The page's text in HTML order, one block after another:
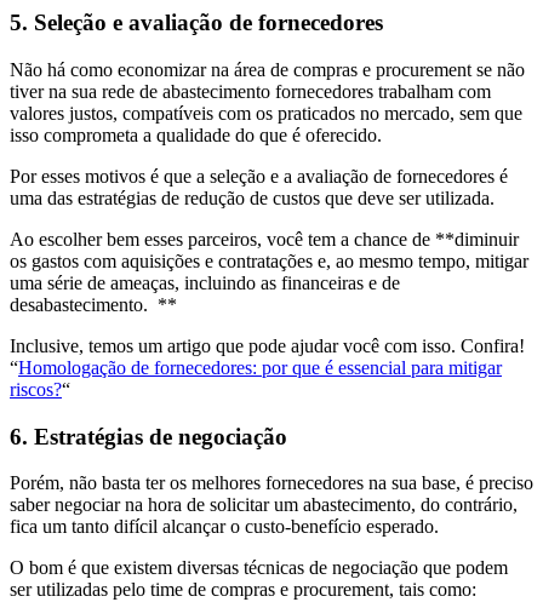
5. Seleção e avaliação de fornecedores
Não há como economizar na área de compras e procurement se não
tiver na sua rede de abastecimento fornecedores trabalham com
valores justos, compatíveis com os praticados no mercado, sem que
isso comprometa a qualidade do que é oferecido.
Por esses motivos é que a seleção e a avaliação de fornecedores é
uma das estratégias de redução de custos que deve ser utilizada.
Ao escolher bem esses parceiros, você tem a chance de **diminuir
os gastos com aquisições e contratações e, ao mesmo tempo, mitigar
uma série de ameaças, incluindo as financeiras e de
desabastecimento. **
Inclusive, temos um artigo que pode ajudar você com isso. Confira!
“Homologação de fornecedores: por que é essencial para mitigar
riscos?“
6. Estratégias de negociação
Porém, não basta ter os melhores fornecedores na sua base, é preciso
saber negociar na hora de solicitar um abastecimento, do contrário,
fica um tanto difícil alcançar o custo-benefício esperado.
O bom é que existem diversas técnicas de negociação que podem
ser utilizadas pelo time de compras e procurement, tais como: